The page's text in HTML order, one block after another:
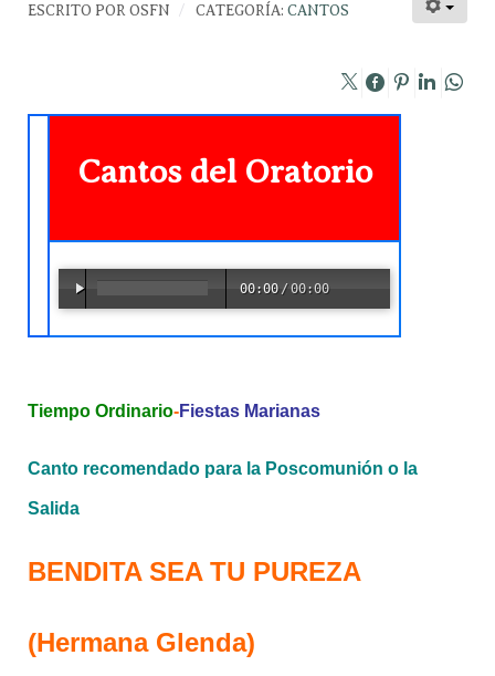
ESCRITO POR OSFN CATEGORÍA: CANTOS
Cantos del Oratorio
00:00 /00:00
Tiempo Ordinario-Fiestas Marianas
Canto recomendado para la Poscomunión o la
Salida
BENDITA SEA TU PUREZA
(Hermana Glenda)